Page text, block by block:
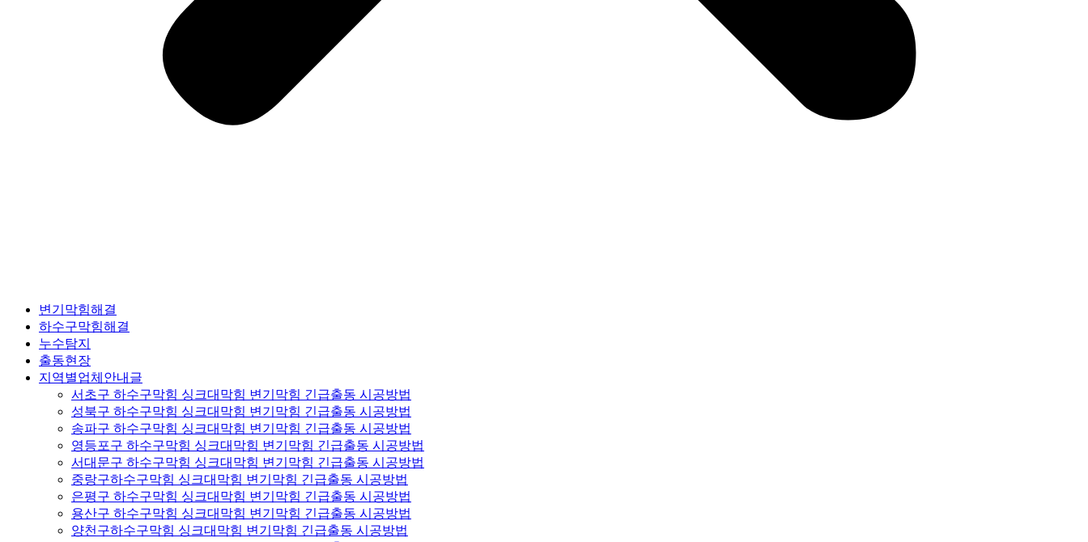
변기막힘해결
하수구막힘해결
누수탐지
출동현장
지역별업체안내글
서초구 하수구막힘 싱크대막힘 변기막힘 긴급출동 시공방법
성북구 하수구막힘 싱크대막힘 변기막힘 긴급출동 시공방법
송파구 하수구막힘 싱크대막힘 변기막힘 긴급출동 시공방법
영등포구 하수구막힘 싱크대막힘 변기막힘 긴급출동 시공방법
서대문구 하수구막힘 싱크대막힘 변기막힘 긴급출동 시공방법
중랑구하수구막힘 싱크대막힘 변기막힘 긴급출동 시공방법
은평구 하수구막힘 싱크대막힘 변기막힘 긴급출동 시공방법
용산구 하수구막힘 싱크대막힘 변기막힘 긴급출동 시공방법
양천구하수구막힘 싱크대막힘 변기막힘 긴급출동 시공방법